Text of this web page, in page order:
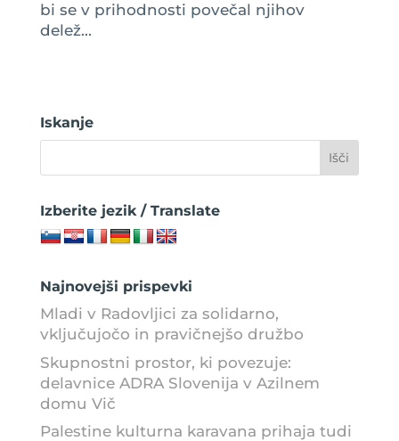
bi se v prihodnosti povečal njihov
delež...
Iskanje
Izberite jezik / Translate
Najnovejši prispevki
Mladi v Radovljici za solidarno,
vključujočo in pravičnejšo družbo
Skupnostni prostor, ki povezuje:
delavnice ADRA Slovenija v Azilnem
domu Vič
Palestine kulturna karavana prihaja tudi